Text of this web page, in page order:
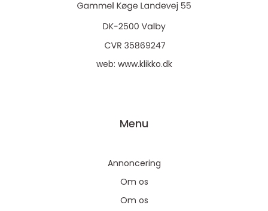
web: www.klikko.dk
Menu
Annoncering
Om os
Om os